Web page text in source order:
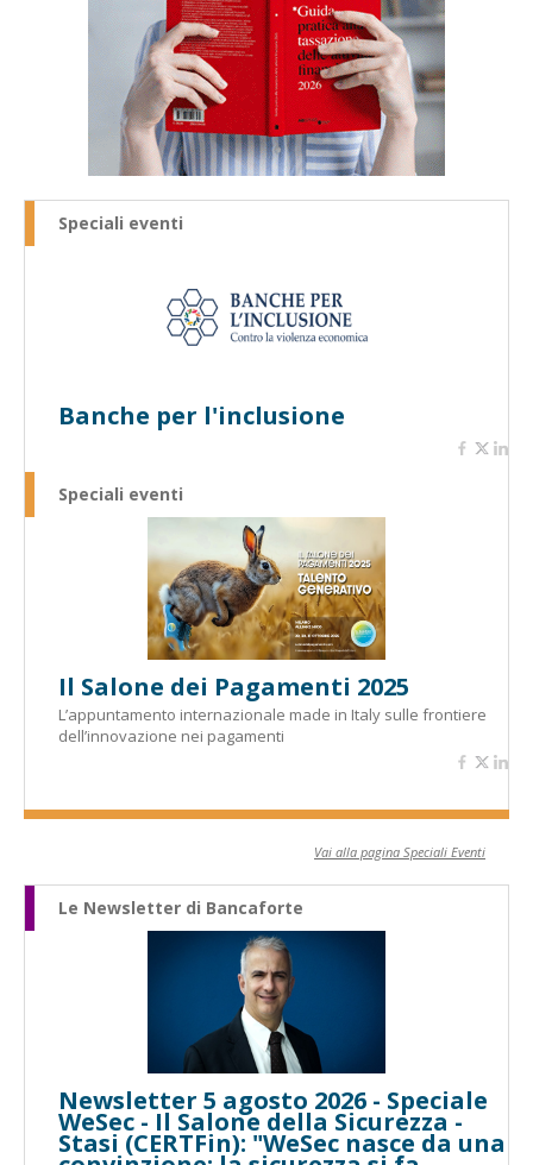
Speciali eventi
Banche per l'inclusione
Speciali eventi
Il Salone dei Pagamenti 2025
L’appuntamento internazionale made in Italy sulle frontiere
dell’innovazione nei pagamenti
Vai alla pagina Speciali Eventi
Le Newsletter di Bancaforte
Newsletter 5 agosto 2026 - Speciale
WeSec - Il Salone della Sicurezza -
Stasi (CERTFin): "WeSec nasce da una